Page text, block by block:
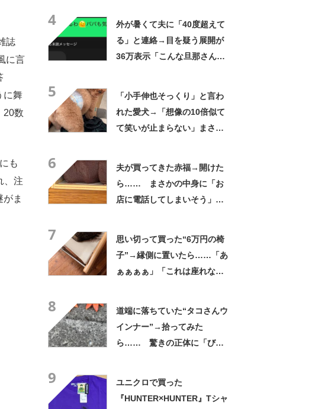
誌
に言
に舞
20数
も
、注
ま
4
外が暑くて夫に「40度超えて
る」と連絡→目を疑う展開が
36万表示「こんな旦那さん羨
5
「小手伸也そっくり」と言わ
れた愛犬→「想像の10倍似て
て笑いが止まらない」まさか
6
夫が買ってきた赤福→開けた
ら…… まさかの中身に「お
店に電話してしまいそう」
7
思い切って買った“6万円の椅
子”→縁側に置いたら……「あ
ぁぁぁぁ」「これは座れな
8
道端に落ちていた“タコさんウ
インナー”→拾ってみた
ら…… 驚きの正体に「びっ
9
ユニクロで買った
『HUNTER×HUNTER』Tシャ